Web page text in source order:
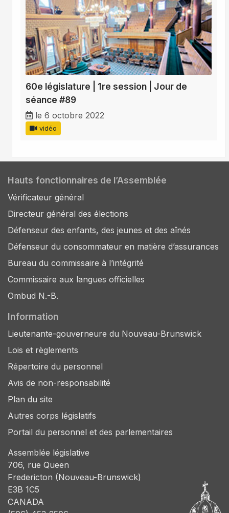
60e législature | 1re session | Jour de
séance #89
le 6 octobre 2022
vidéo
Hauts fonctionnaires de l’Assemblée
Vérificateur général
Directeur général des élections
Défenseur des enfants, des jeunes et des aînés
Défenseur du consommateur en matière d’assurances
Bureau du commissaire à l’intégrité
Commissaire aux langues officielles
Ombud N.-B.
Information
Lieutenante-gouverneure du Nouveau-Brunswick
Lois et règlements
Répertoire du personnel
Avis de non-responsabilité
Plan du site
Autres corps législatifs
Portail du personnel et des parlementaires
Assemblée législative
706, rue Queen
Fredericton (Nouveau-Brunswick)
E3B 1C5
CANADA